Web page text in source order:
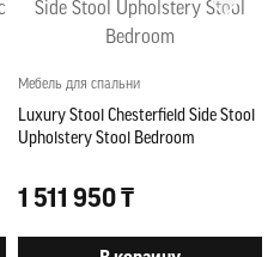
Мебель для спальни
Luxury Stool Chesterfield Side Stool
Upholstery Stool Bedroom
1 511 950 ₸